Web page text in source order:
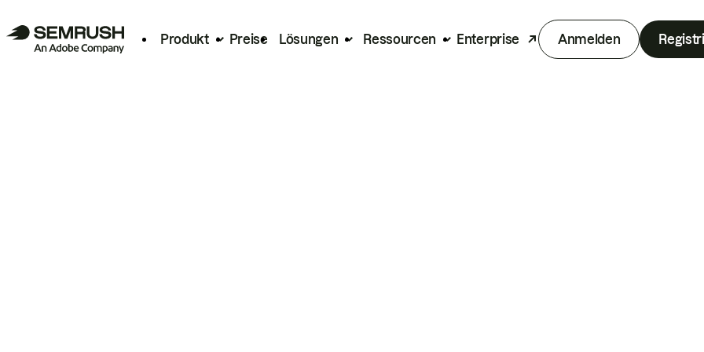
Produkt Preise Lösungen Ressourcen Enterprise Anmelden